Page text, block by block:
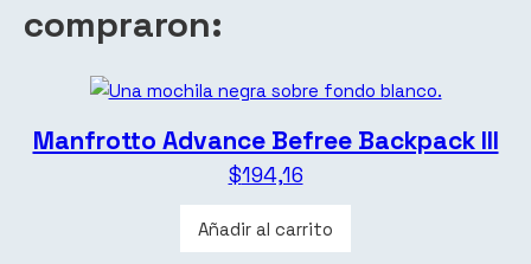
compraron:
Manfrotto Advance Befree Backpack III
$194,16
Añadir al carrito